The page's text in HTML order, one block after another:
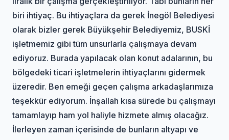
biri ihtiyaç. Bu ihtiyaçlara da gerek İnegöl Belediyesi
olarak bizler gerek Büyükşehir Belediyemiz, BUSKİ
işletmemiz gibi tüm unsurlarla çalışmaya devam
ediyoruz. Burada yapılacak olan konut adalarının, bu
bölgedeki ticari işletmelerin ihtiyaçlarını gidermek
üzeredir. Ben emeği geçen çalışma arkadaşlarımıza
teşekkür ediyorum. İnşallah kısa sürede bu çalışmayı
tamamlayıp ham yol haliyle hizmete almış olacağız.
İlerleyen zaman içerisinde de bunların altyapı ve